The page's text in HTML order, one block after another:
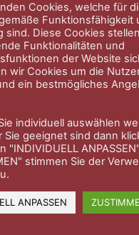
Impressum
Cookies, welche für
Funktionsfähigkeit
sind. Diese Cookies
Funktionalitäten und
der Website
wir Cookies um die
ein bestmögliches
individuell auswählen
Sie geeignet sind dann
"INDIVIDUELL
stimmen Sie der
ANPASSEN